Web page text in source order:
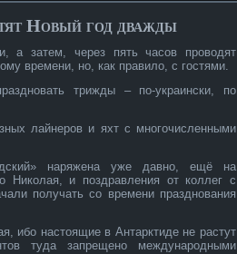
Новый год дважды
а затем, через пять часов проводят
времени, но, как правило, с гостями.
трижды – по-украински, по
лайнеров и яхт с многочисленными
наряжена уже давно, ещё на
Николая, и поздравления от коллег с
получать со времени празднования
ибо настоящие в Антарктиде не растут
туда запрещено международными